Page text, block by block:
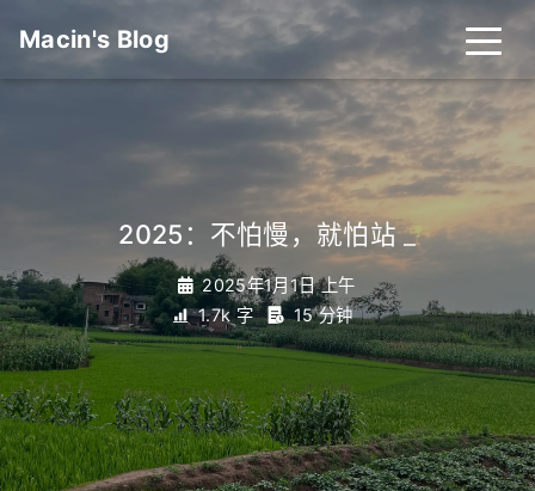
Macin's Blog
2025：不怕慢，就怕站_
2025年1月1日 上午
1.7k 字
15 分钟